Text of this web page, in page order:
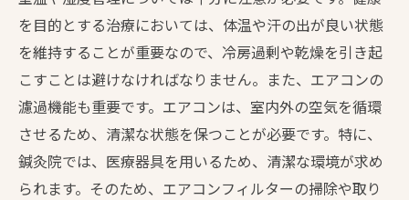
を目的とする治療においては、体温や汗の出が良い状態
を維持することが重要なので、冷房過剰や乾燥を引き起
こすことは避けなければなりません。また、エアコンの
濾過機能も重要です。エアコンは、室内外の空気を循環
させるため、清潔な状態を保つことが必要です。特に、
鍼灸院では、医療器具を用いるため、清潔な環境が求め
られます。そのため、エアコンフィルターの掃除や取り